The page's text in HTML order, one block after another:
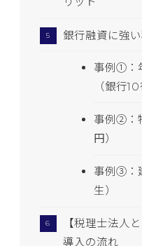
銀行融資に強
事例①：
（銀行
事例②：
円）
事例③：
生）
【税理士法人
導入の流れ